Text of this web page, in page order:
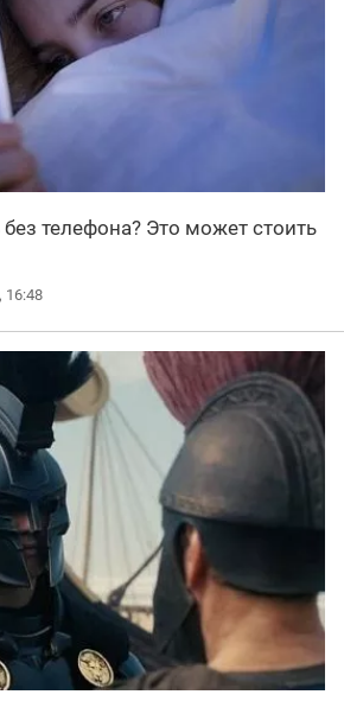
телефона? Это может стоить
16:48